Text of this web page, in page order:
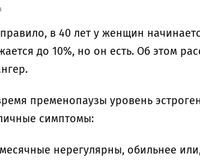
в 40 лет у женщин
до 10%, но он есть. Об этом
пременопаузы уровень
симптомы:
месячные нерегулярны, обильнее